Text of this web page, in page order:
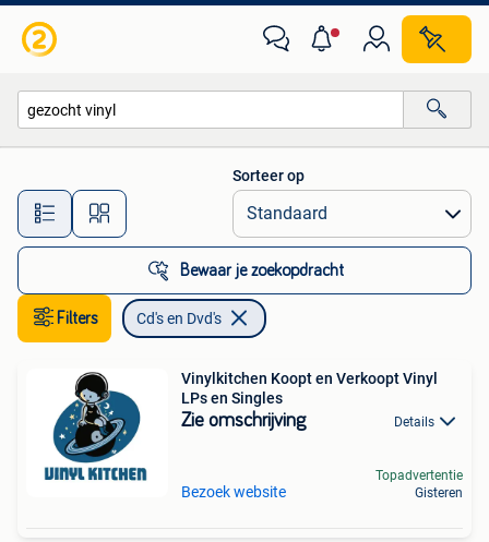
Alle afstanden…
Sorteer op
Bewaar je zoekopdracht
Filters Cd's en Dvd's
Vinylkitchen Koopt en Verkoopt Vinyl
LPs en Singles
Zie omschrijving Details
Bezoek website
Topadvertentie
Gisteren